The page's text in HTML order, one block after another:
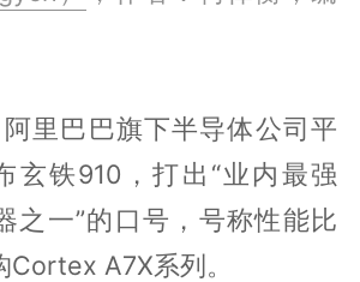
里巴巴旗下半导体公司平
玄铁910，打出“业内最强
之一”的口号，号称性能比
A7X系列。